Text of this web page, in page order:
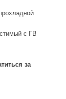
с ГВ
за